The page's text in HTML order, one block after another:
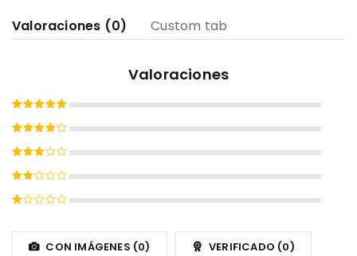
Valoraciones (0) Custom tab
Valoraciones
Valorado
5
Valorado
de 5
Valorado
3de
Valorado
de
con
CON IMÁGENES (0) VERIFICADO (0)